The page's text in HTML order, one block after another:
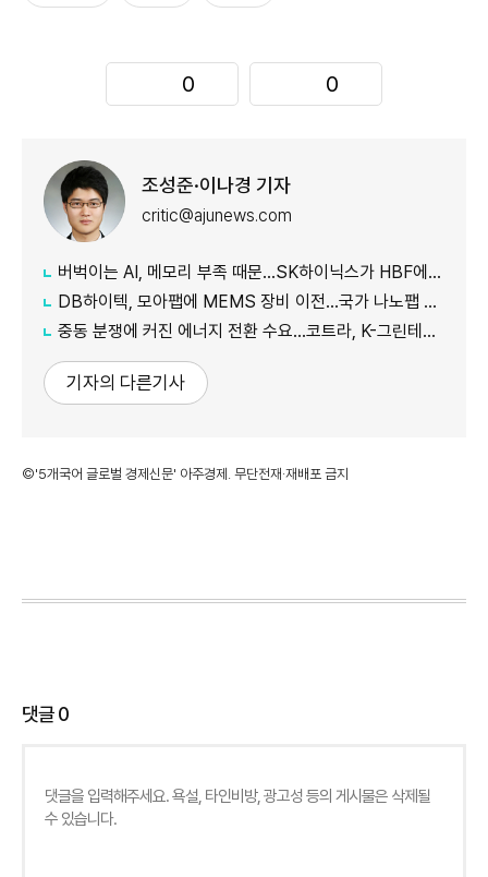
0 0
조성준·이나경 기자
critic@ajunews.com
버벅이는 AI, 메모리 부족 때문…SK하이닉스가 HBF에 집중하는 이유
DB하이텍, 모아팹에 MEMS 장비 이전…국가 나노팹 공정 지원
중동 분쟁에 커진 에너지 전환 수요…코트라, K-그린테크 수출길 넓힌다
기자의 다른기사
©'5개국어 글로벌 경제신문' 아주경제. 무단전재·재배포 금지
댓글0